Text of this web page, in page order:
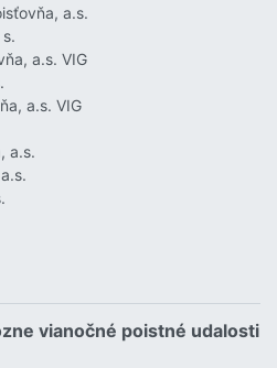
a.s.
a.s. VIG
a.s. VIG
a.s.
vianočné poistné udalosti
| | redakcia